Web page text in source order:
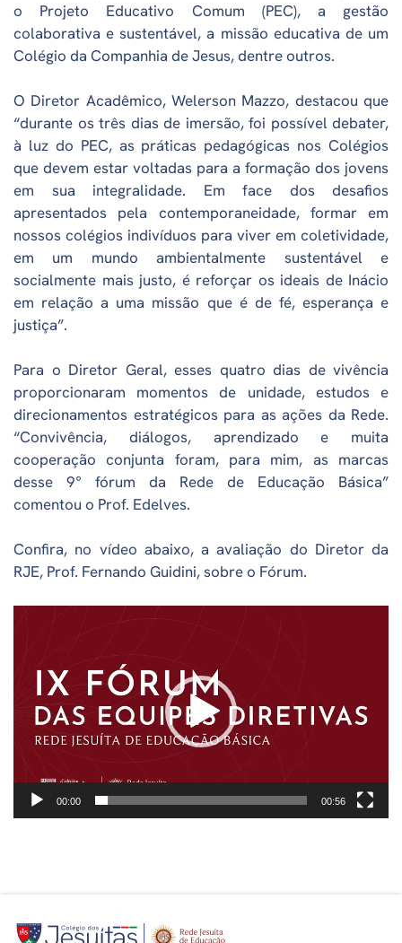
o Projeto Educativo Comum (PEC), a gestão
colaborativa e sustentável, a missão educativa de um
Colégio da Companhia de Jesus, dentre outros.
O Diretor Acadêmico, Welerson Mazzo, destacou que
“durante os três dias de imersão, foi possível debater,
à luz do PEC, as práticas pedagógicas nos Colégios
que devem estar voltadas para a formação dos jovens
em sua integralidade. Em face dos desafios
apresentados pela contemporaneidade, formar em
nossos colégios indivíduos para viver em coletividade,
em um mundo ambientalmente sustentável e
socialmente mais justo, é reforçar os ideais de Inácio
em relação a uma missão que é de fé, esperança e
justiça”.
Para o Diretor Geral, esses quatro dias de vivência
proporcionaram momentos de unidade, estudos e
direcionamentos estratégicos para as ações da Rede.
“Convivência, diálogos, aprendizado e muita
cooperação conjunta foram, para mim, as marcas
desse 9° fórum da Rede de Educação Básica”
comentou o Prof. Edelves.
Confira, no vídeo abaixo, a avaliação do Diretor da
RJE, Prof. Fernando Guidini, sobre o Fórum.
00:00 00:56